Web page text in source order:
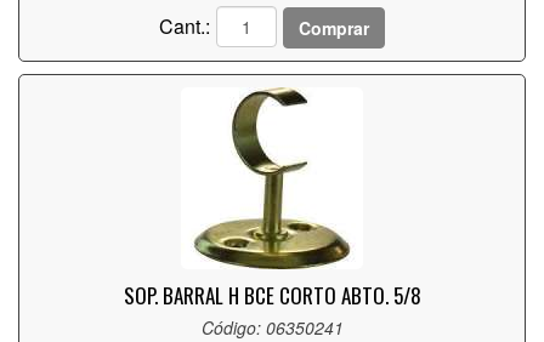
Cant.: Comprar
SOP. BARRAL H BCE CORTO ABTO. 5/8
Código: 06350241